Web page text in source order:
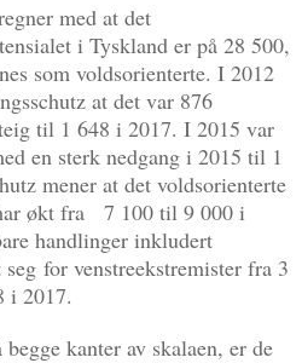
med at det
i Tyskland er på 28 500,
som voldsorienterte. I 2012
at det var 876
til 1 648 i 2017. I 2015 var
en sterk nedgang i 2015 til 1
mener at det voldsorienterte
økt fra 7 100 til 9 000 i
handlinger inkludert
for venstreekstremister fra 3
i 2017.
kanter av skalaen, er de